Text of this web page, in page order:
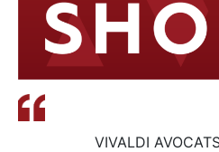
VIVALDI